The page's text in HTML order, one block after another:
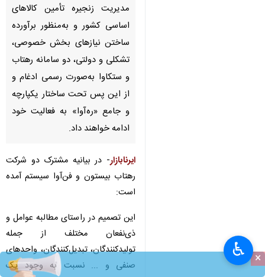
×
مدیریت زنجیره تأمین کالاهای
اساسی کشور و به‌منظور برآورده
ساختن نیازهای بخش خصوصی،
تشکلی و دولتی، دو سامانه رهتاب
و ستکاوا به‌صورت رسمی ادغام و
از این پس تحت ساختار یکپارچه
و جامع «ره‌آوا» به فعالیت خود
ادامه خواهند داد.
ایرنابازار- در بیانیه مشترک دو شرکت
رهتاب بیستون و فن‌آوا سیستم آمده
است:
این تصمیم در راستای مطالبه عوامل و
ذی‌نفعان مختلف از جمله
تولیدکنندگان، تبدیل‌کنندگان، واحدهای
صنفی و ... نسبت به وجود یک
♿︎